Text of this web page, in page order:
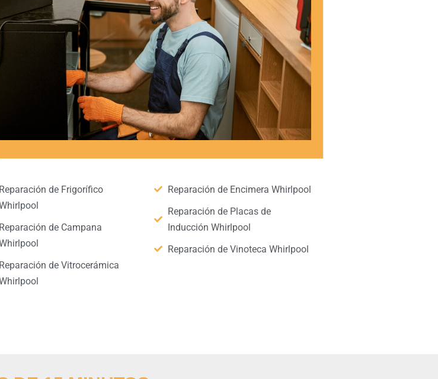
Reparación de Frigorífico
Reparación de Campana
Reparación de Vitrocerámica
Reparación de Encimera Whirlpool
Reparación de Placas de
Inducción Whirlpool
Reparación de Vinoteca Whirlpool